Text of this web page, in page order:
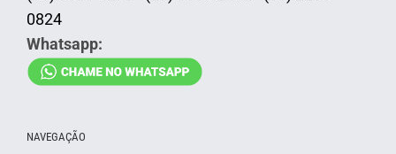
0824
Whatsapp:
NAVEGAÇÃO